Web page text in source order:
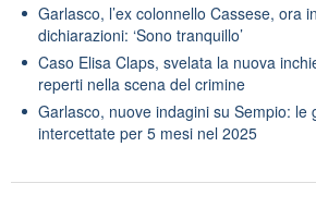
Garlasco, l’ex colonnello Cassese, ora
dichiarazioni: ‘Sono tranquillo’
Caso Elisa Claps, svelata la nuova
reperti nella scena del crimine
Garlasco, nuove indagini su Sempio: le
intercettate per 5 mesi nel 2025